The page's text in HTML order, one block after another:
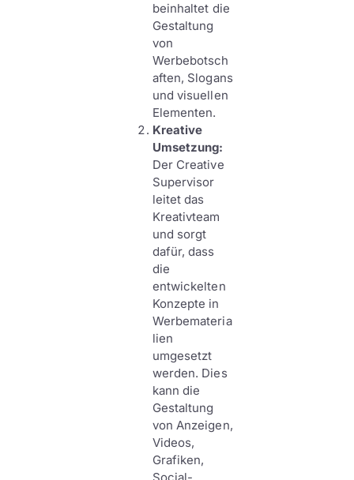
beinhaltet die
Gestaltung
von
Werbebotsch
aften, Slogans
und visuellen
Elementen.
Kreative
Umsetzung:
Der Creative
Supervisor
leitet das
Kreativteam
und sorgt
dafür, dass
die
entwickelten
Konzepte in
Werbemateria
lien
umgesetzt
werden. Dies
kann die
Gestaltung
von Anzeigen,
Videos,
Grafiken,